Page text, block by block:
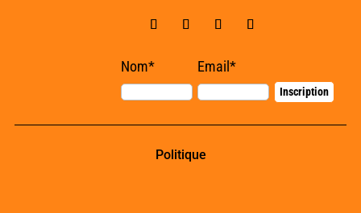
Nom* Email*
Politique